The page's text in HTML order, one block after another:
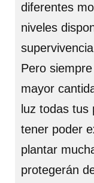
diferentes
niveles
Pero
mayor
luz todas
tener poder
plantar
protegerán